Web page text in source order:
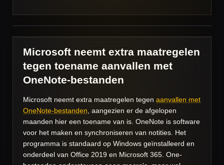
Microsoft neemt extra maatregelen
tegen toename aanvallen met
OneNote-bestanden
Microsoft neemt extra maatregelen tegen aanvallen met
OneNote-bestanden , aangezien er de afgelopen
maanden hier een toename van is. OneNote is software
voor het maken en synchroniseren van notities. Het
programma is standaard op Windows geïnstalleerd en
onderdeel van Office 2019 en Microsoft 365. One-